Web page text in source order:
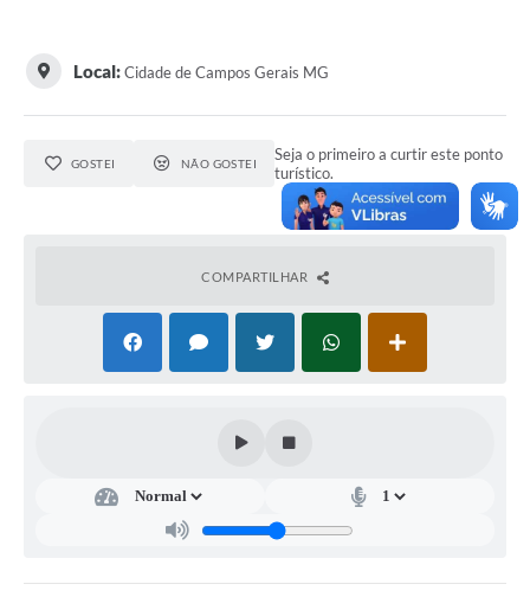
Local:Cidade de Campos Gerais MG
GOSTEI NÃO GOSTEI
Seja o primeiro a curtir este ponto
turístico.
COMPARTILHAR